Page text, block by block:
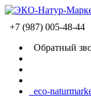
+7 (987) 005-48-44
Обратный
eco-